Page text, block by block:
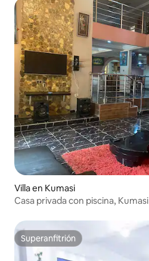
Villa en Kumasi
Casa privada con piscina, Kumasi
Superanfitrión
Superanfitrión